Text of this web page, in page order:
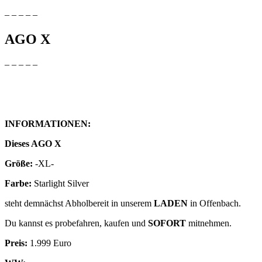
– – – – –
AGO X
– – – – –
INFORMATIONEN:
Dieses AGO X
Größe: -XL-
Farbe: Starlight Silver
steht demnächst Abholbereit in unserem LADEN in Offenbach.
Du kannst es probefahren, kaufen und SOFORT mitnehmen.
Preis: 1.999 Euro